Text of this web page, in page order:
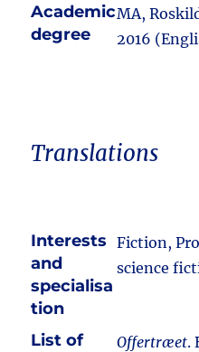
Academic
degree
MA,
2016
Translations
Interests
and
specialisa
tion
Fiction,
science
List of
Offertræet.